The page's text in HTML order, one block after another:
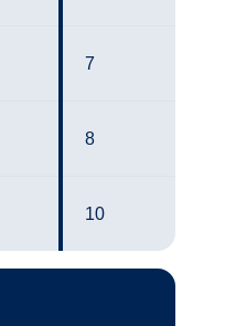
7
8
10